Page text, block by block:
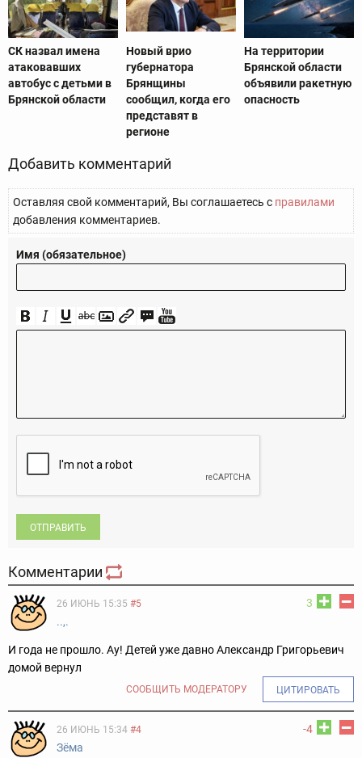
СК назвал имена
атаковавших
автобус с детьми в
Брянской области
Новый врио
губернатора
Брянщины
сообщил, когда его
представят в
регионе
На территории
Брянской области
объявили ракетную
опасность
Добавить комментарий
Оставляя свой комментарий, Вы соглашаетесь с правилами
добавления комментариев.
Имя (обязательное)
ОТПРАВИТЬ
Комментарии
3
26 ИЮНЬ 15:35 #5
..,.
И года не прошло. Ау! Детей уже давно Александр Григорьевич
домой вернул
СООБЩИТЬ МОДЕРАТОРУ ЦИТИРОВАТЬ
-4
26 ИЮНЬ 15:34 #4
Зёма